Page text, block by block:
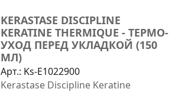
KERASTASE DISCIPLINE
KERATINE THERMIQUE - ТЕРМО-
УХОД ПЕРЕД УКЛАДКОЙ (150
МЛ)
Арт.: Ks-E1022900
Kerastase Discipline Keratine